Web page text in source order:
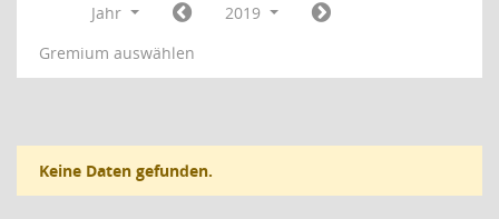
Jahr
2019
Gremium auswählen
Keine Daten gefunden.